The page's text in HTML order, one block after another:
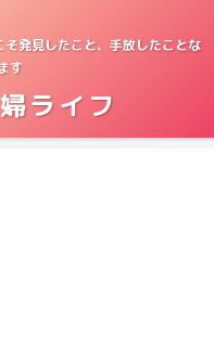
発見したこと、手放したことな
す
ライフ